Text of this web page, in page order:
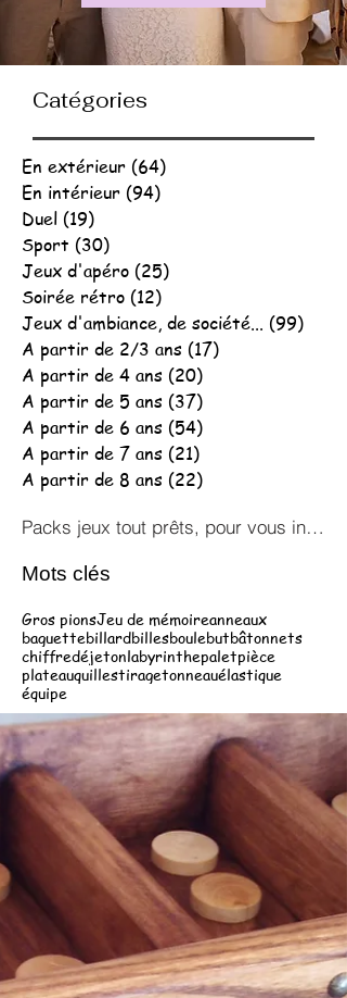
Catégories
En extérieur (64)
En intérieur (94)
Duel (19)
Sport (30)
Jeux d'apéro (25)
Soirée rétro (12)
Jeux d'ambiance, de société... (99)
A partir de 2/3 ans (17)
A partir de 4 ans (20)
A partir de 5 ans (37)
A partir de 6 ans (54)
A partir de 7 ans (21)
A partir de 8 ans (22)
Packs jeux tout prêts, pour vous inspirer !
Mots clés
Gros pionsJeu de mémoireanneaux
baguettebillardbillesboulebutbâtonnets
chiffredéjetonlabyrinthepaletpièce
plateauquillestiragetonneauélastique
équipe